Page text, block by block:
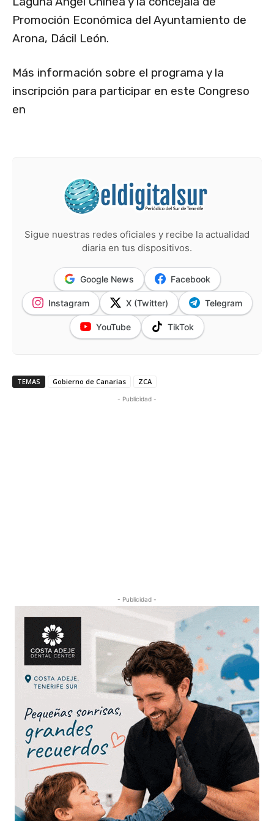
Promoción Económica del Ayuntamiento de
Arona, Dácil León.
Más información sobre el programa y la
inscripción para participar en este Congreso
en
Sigue nuestras redes oficiales y recibe la actualidad
diaria en tus dispositivos.
Google News Facebook
Instagram X (Twitter) Telegram
YouTube TikTok
TEMAS Gobierno de Canarias ZCA
- Publicidad -
- Publicidad -